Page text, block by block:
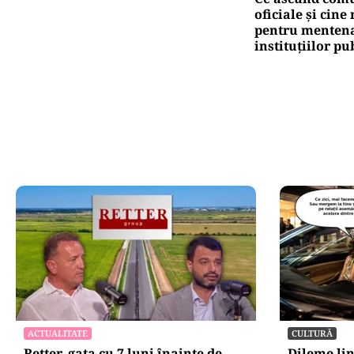
oficiale și cine
pentru
instituțiilor
ACTUALITATE CULTURĂ